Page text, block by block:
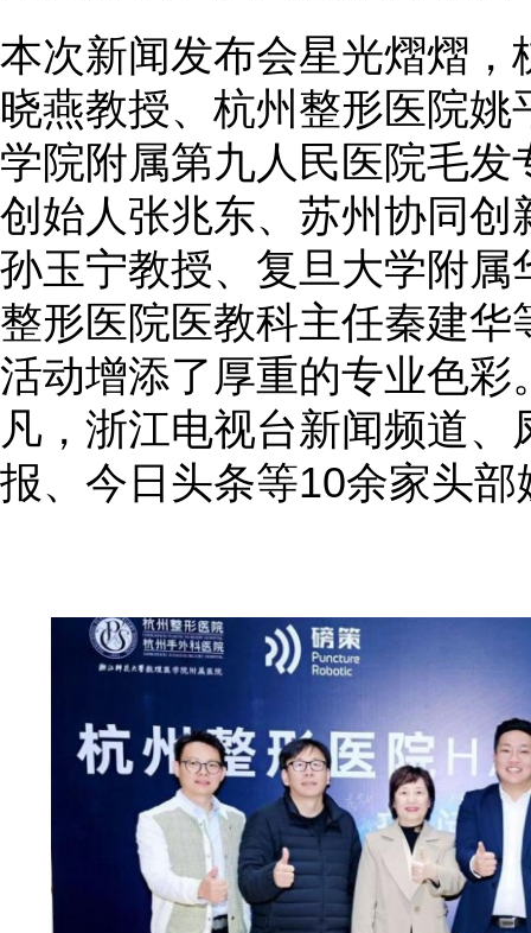
本次新闻发布会星光熠熠
晓燕教授、杭州整形医院
学院附属第九人民医院毛
创始人张兆东、苏州协同
孙玉宁教授、复旦大学附
整形医院医教科主任秦建
活动增添了厚重的专业色
凡，浙江电视台新闻频道
报、今日头条等10余家头部